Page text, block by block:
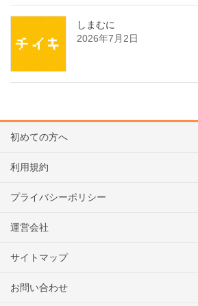
しまむに
2026年7月2日
初めての方へ
利用規約
プライバシーポリシー
運営会社
サイトマップ
お問い合わせ